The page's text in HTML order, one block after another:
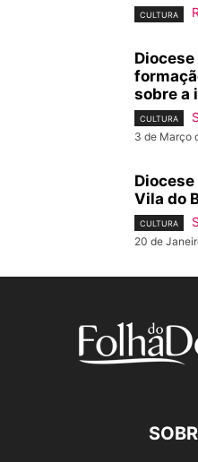
CULTURA
sobre a
CULTURA
3 de Março
Vila do
CULTURA
20 de